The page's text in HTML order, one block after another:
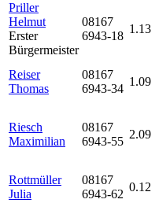
Priller
Helmut
Erster
Bürgermeister
08167
6943-18
1.13
Reiser
Thomas
08167
6943-34
1.09
Riesch
Maximilian
08167
6943-55
2.09
Rottmüller
Julia
08167
6943-62
0.12